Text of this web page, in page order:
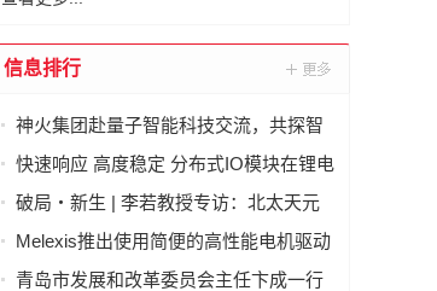
信息排行
神火集团赴量子智能科技交流，共探智
能化矿山新未来
快速响应 高度稳定 分布式IO模块在锂电
池制造的优势揭秘 | 支持Modbus、
EtherCAT、Ethernet/IP、BACnet/IP等多
种协议
破局・新生 | 李若教授专访：北太天元
打破 30 年垄断，国产科学计算软件崛起
Melexis推出使用简便的高性能电机驱动
芯片，助力三相风扇实现快速、免代码
青岛市发展和改革委员会主任卞成一行